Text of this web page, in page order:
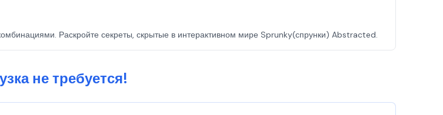
Раскройте секреты, скрытые в интерактивном мире Sprunky(спрунки) Abstracted.
не требуется!